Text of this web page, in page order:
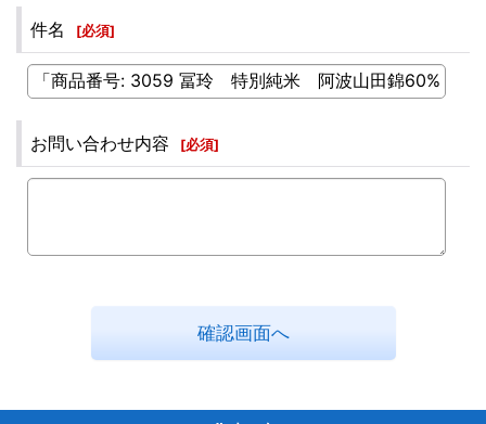
件名 [必須]
お問い合わせ内容 [必須]
確認画面へ